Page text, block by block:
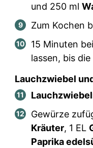
und 250 ml
Zum Kochen
15 Minuten
lassen, bis
Lauchzwiebel
Gewürze
Kräuter, 1 EL
Paprika